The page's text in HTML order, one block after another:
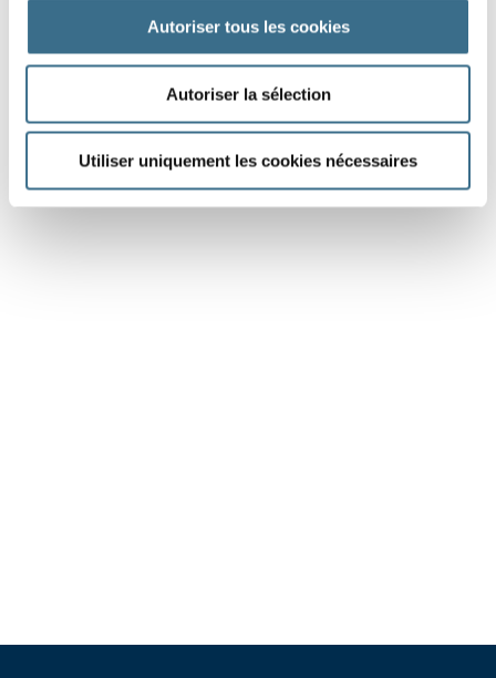
Autoriser tous les cookies
Autoriser la sélection
Utiliser uniquement les cookies nécessaires